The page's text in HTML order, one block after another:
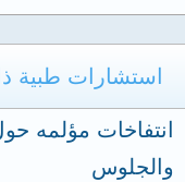
استشارات طبية
انتفاخات مؤلمه
والجلوس